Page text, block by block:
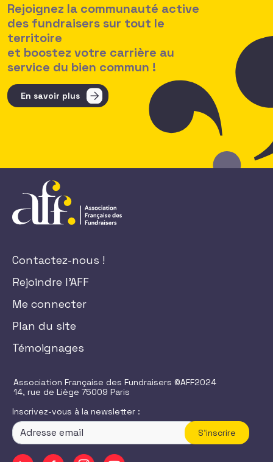
Rejoignez la communauté active
des fundraisers sur tout le
territoire
et boostez votre carrière au
service du bien commun !
En savoir plus
Contactez-nous !
Rejoindre l'AFF
Me connecter
Plan du site
Témoignages
Association Française des Fundraisers ©AFF2024
14, rue de Liège 75009 Paris
Inscrivez-vous à la newsletter :
S'inscrire